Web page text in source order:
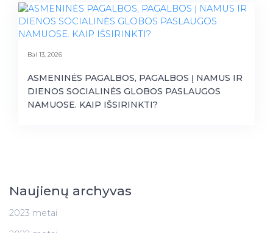
Bal 13, 2026
ASMENINĖS PAGALBOS, PAGALBOS Į NAMUS IR
DIENOS SOCIALINĖS GLOBOS PASLAUGOS
NAMUOSE. KAIP IŠSIRINKTI?
Naujienų archyvas
2023 metai